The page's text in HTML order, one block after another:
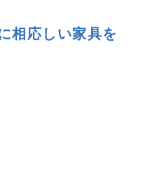
相応しい家具を